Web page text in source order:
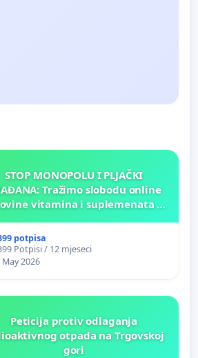
STOP MONOPOLU I PLJAČKI
Tražimo slobodu online
vitamina i suplemenata za
potpisa
Potpisi / 12 mjeseci
May 2026
Peticija protiv odlaganja
otpada na Trgovskoj
gori